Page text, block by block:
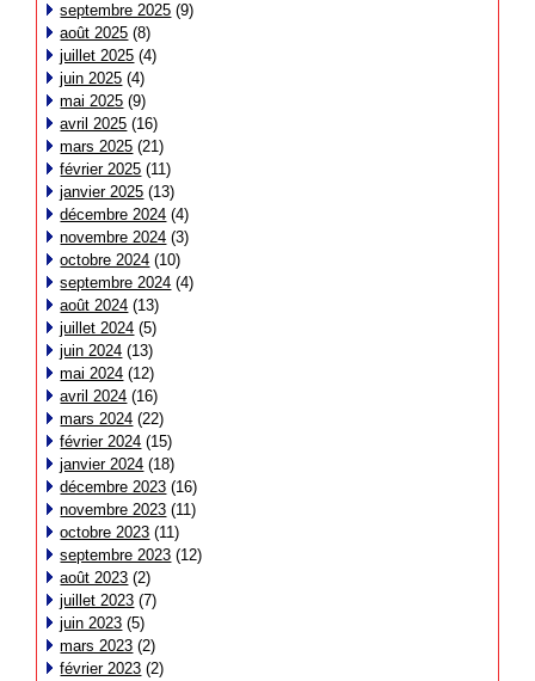
septembre 2025 (9)
août 2025 (8)
juillet 2025 (4)
juin 2025 (4)
mai 2025 (9)
avril 2025 (16)
mars 2025 (21)
février 2025 (11)
janvier 2025 (13)
décembre 2024 (4)
novembre 2024 (3)
octobre 2024 (10)
septembre 2024 (4)
août 2024 (13)
juillet 2024 (5)
juin 2024 (13)
mai 2024 (12)
avril 2024 (16)
mars 2024 (22)
février 2024 (15)
janvier 2024 (18)
décembre 2023 (16)
novembre 2023 (11)
octobre 2023 (11)
septembre 2023 (12)
août 2023 (2)
juillet 2023 (7)
juin 2023 (5)
mars 2023 (2)
février 2023 (2)